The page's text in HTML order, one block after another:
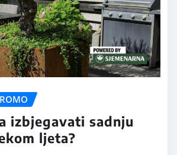
izbjegavati sadnju
ljeta?